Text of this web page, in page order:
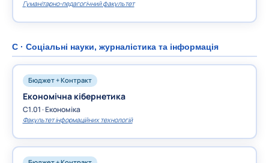
Гуманітарно-педагогічний факультет
C · Соціальні науки, журналістика та інформація
Бюджет + Контракт
Економічна кібернетика
C1.01 · Економіка
Факультет інформаційних технологій